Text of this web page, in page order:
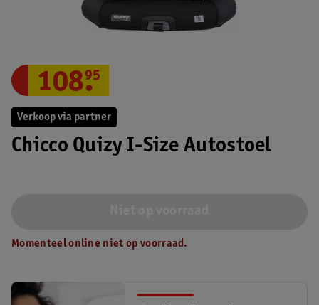
Verkoop via partner
Chicco Quizy I-Size Autostoel
108.
95
Momenteel online niet op voorraad.